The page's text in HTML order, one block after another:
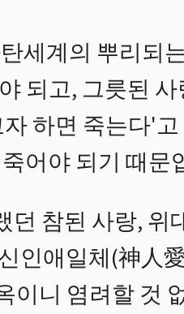
세계의 뿌리되
되고, 그릇된
하면 죽는다'
어야 되기 때문
참된 사랑, 위
인애일체(神人
이니 염려할 것